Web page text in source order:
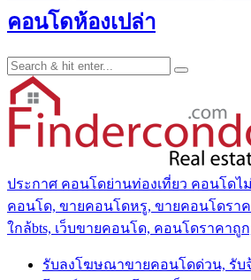
คอนโดห้องเปล่า
ประกาศ คอนโดย่านท่องเที่ยว คอนโดไ
คอนโด, ขายคอนโดหรู, ขายคอนโดรา
ใกล้bts, เว็บขายคอนโด, คอนโดราคาถู
รับลงโฆษณาขายคอนโดด่วน, รับ